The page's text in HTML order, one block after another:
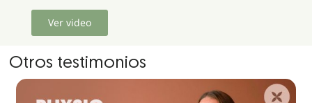
Ver video
Otros testimonios